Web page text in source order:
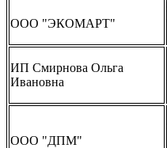
ООО "ЭКОМАРТ"
ИП Смирнова Ольга
Ивановна
ООО "ДПМ"